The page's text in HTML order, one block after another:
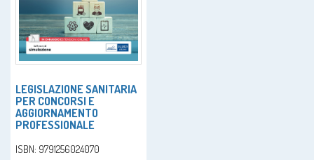
LEGISLAZIONE SANITARIA
PER CONCORSI E
AGGIORNAMENTO
PROFESSIONALE
ISBN: 9791256024070